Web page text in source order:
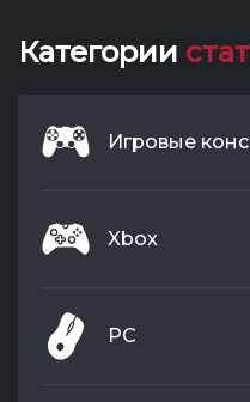
Категории
Игровые
Xbox
PC